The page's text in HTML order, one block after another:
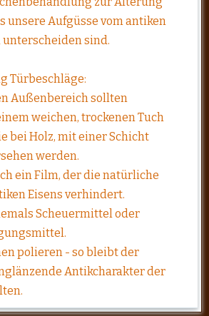
unsere Aufgüsse vom antiken
sind.
Türbeschläge:
Außenbereich sollten
weichen, trockenen Tuch
bei Holz, mit einer Schicht
werden.
ein Film, der die natürliche
Eisens verhindert.
Scheuermittel oder
polieren - so bleibt der
Antikcharakter der